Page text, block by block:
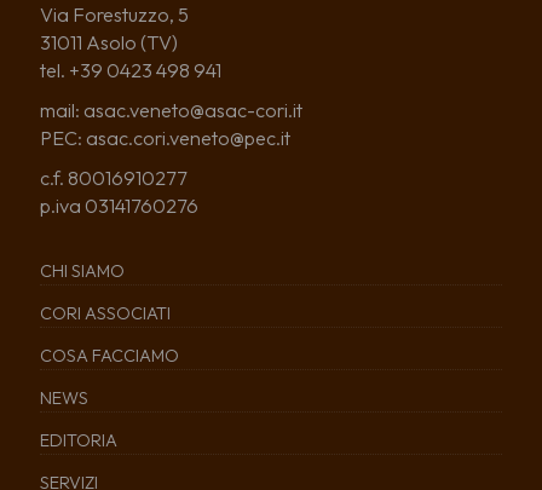
Via Forestuzzo, 5
31011 Asolo (TV)
tel. +39 0423 498 941
mail: asac.veneto@asac-cori.it
PEC: asac.cori.veneto@pec.it
c.f. 80016910277
p.iva 03141760276
CHI SIAMO
CORI ASSOCIATI
COSA FACCIAMO
NEWS
EDITORIA
SERVIZI